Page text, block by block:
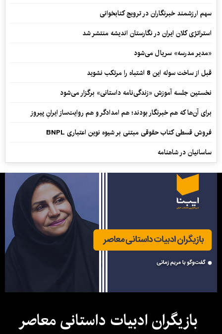
سهم ارزشمند خبرنگاران در ترویج کتابخوانی
استراتژی کلان ایران در نگارستان اندیشه منتشر شد
«مدیر مدرسه» سریال می‌شود
قبل از ساخت سوله این 8 اشتباه را مرتکب نشوید
نخستین جلسه آموزش «زندگی‌نامه‌ داستانی» برگزار می‌شود
برای آن‌ها که هم خبرنگار بودند؛ هم امدادگر و هم‌ روایت‌ساز ایرانِ پیروز
فروش قسطی کتاب حقوقی مبتنی بر شیوه نوین اعتباری BNPL
ساسانیان در شاهنامه
بازیگران ادبیات داستانی معاصر